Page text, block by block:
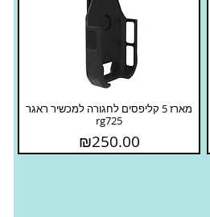
מארז 5 קליפסים לחגורה למכשיר ראגר
rg725
Price
₪250.00